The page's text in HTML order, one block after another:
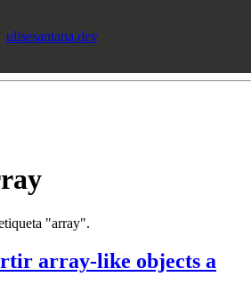
ulisesantana.dev
"array".
array-like objects a